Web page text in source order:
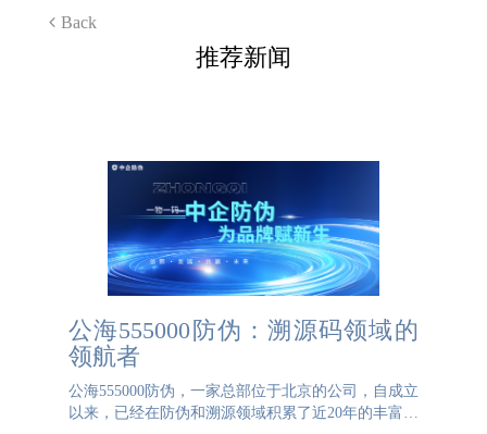
Back
推荐新闻
公海555000防伪：溯源码领域的
领航者
公海555000防伪，一家总部位于北京的公司，自成立
以来，已经在防伪和溯源领域积累了近20年的丰富经